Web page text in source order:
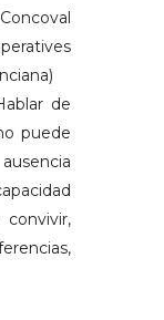
de
puede